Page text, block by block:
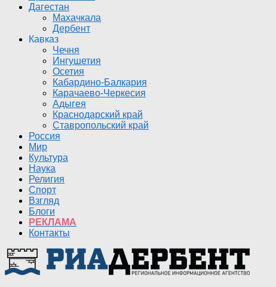
Дагестан
Махачкала
Дербент
Кавказ
Чечня
Ингушетия
Осетия
Кабардино-Балкария
Карачаево-Черкесия
Адыгея
Краснодарский край
Ставропольский край
Россия
Мир
Культура
Наука
Религия
Спорт
Взгляд
Блоги
РЕКЛАМА
Контакты